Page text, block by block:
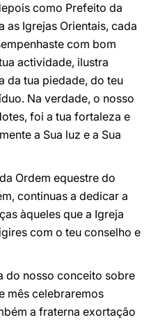
como Prefeito da
as Igrejas Orientais, cada
com bom
actividade, ilustra
da tua piedade, do teu
Na verdade, o nosso
foi a tua fortaleza e
a Sua luz e a Sua
Ordem equestre do
continuas a dedicar a
àqueles que a Igreja
com o teu conselho e
do nosso conceito sobre
mês celebraremos
a fraterna exortação